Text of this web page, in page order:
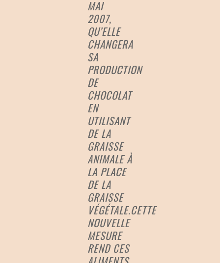
MAI
2007,
QU’ELLE
CHANGERA
SA
PRODUCTION
DE
CHOCOLAT
EN
UTILISANT
DE LA
GRAISSE
ANIMALE À
LA PLACE
DE LA
GRAISSE
VÉGÉTALE.CETTE
NOUVELLE
MESURE
REND CES